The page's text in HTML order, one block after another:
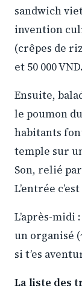
sandwich
invention
(crêpes de
et 50 000
Ensuite,
le poumon
habitants
temple sur
Son, relié
L’entrée
L’après-midi :
un organisé
si t’es
La liste des